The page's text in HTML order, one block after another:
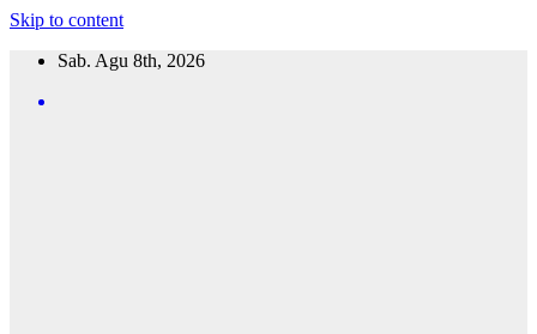
Skip to content
Sab. Agu 8th, 2026